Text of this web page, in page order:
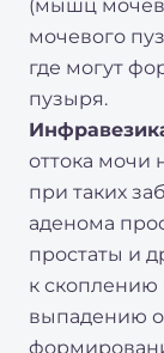
(мышц
мочевого
где могут
пузыря.
оттока мочи
при таких
аденома
простаты и
к
выпадению